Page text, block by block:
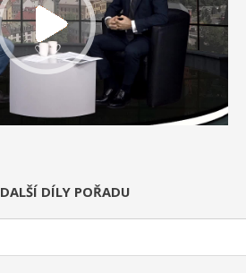
DALŠÍ DÍLY POŘADU